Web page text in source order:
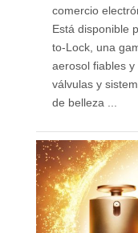
comercio
Está disponible
to-Lock, una
aerosol fiables
válvulas y
de belleza ...